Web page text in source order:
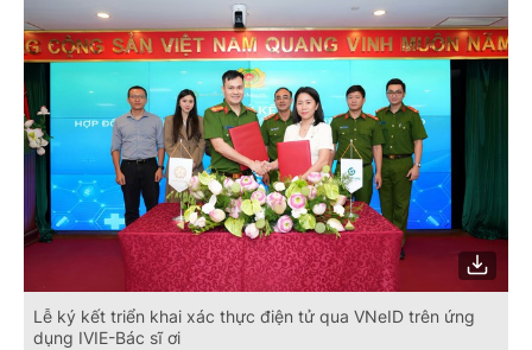
Lễ ký kết triển khai xác thực điện tử qua VNeID trên ứng
dụng IVIE-Bác sĩ ơi